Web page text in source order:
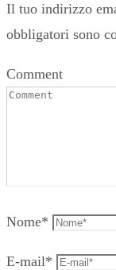
Il tuo indirizzo
obbligatori sono
Comment
Nome*
E-mail*